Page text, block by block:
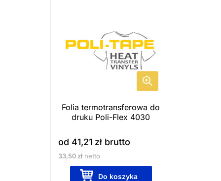
Folia termotransferowa do
druku Poli-Flex 4030
od 41,21 złbrutto
33,50 złnetto
Do koszyka
wiele
wariantów.
Opcje
można
na
stronie